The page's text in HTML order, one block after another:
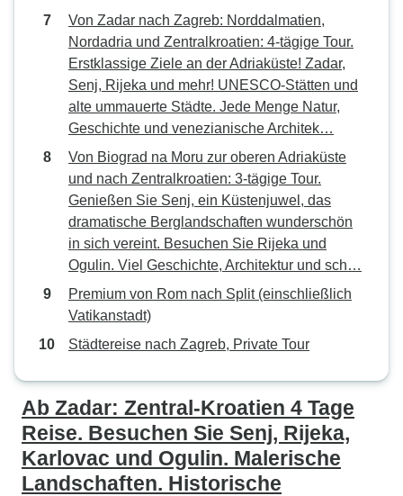
Von Zadar nach Zagreb: Norddalmatien,
Nordadria und Zentralkroatien: 4-tägige Tour.
Erstklassige Ziele an der Adriaküste! Zadar,
Senj, Rijeka und mehr! UNESCO-Stätten und
alte ummauerte Städte. Jede Menge Natur,
Geschichte und venezianische Architek…
Von Biograd na Moru zur oberen Adriaküste
und nach Zentralkroatien: 3-tägige Tour.
Genießen Sie Senj, ein Küstenjuwel, das
dramatische Berglandschaften wunderschön
in sich vereint. Besuchen Sie Rijeka und
Ogulin. Viel Geschichte, Architektur und sch…
Premium von Rom nach Split (einschließlich
Vatikanstadt)
Städtereise nach Zagreb, Private Tour
Ab Zadar: Zentral-Kroatien 4 Tage
Reise. Besuchen Sie Senj, Rijeka,
Karlovac und Ogulin. Malerische
Landschaften. Historische